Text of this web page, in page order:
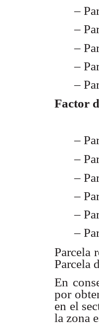
–
–
–
–
–
Factor
–
–
–
–
–
–
Parcela
Parcela
En
por
en el
la zona